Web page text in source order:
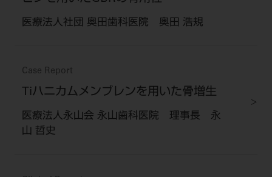
医療法人社団 奥田歯科医院 奥田 浩規
Case Report
Tiハニカムメンブレンを用いた骨増生
医療法人永山会 永山歯科医院 理事長 永
山 哲史